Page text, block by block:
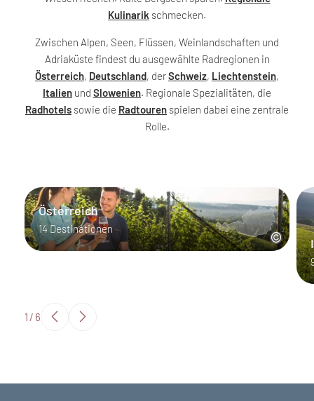
Kulinarik schmecken.
Zwischen Alpen, Seen, Flüssen, Weinlandschaften und
Adriaküste findest du ausgewählte Radregionen in
Österreich, Deutschland, derSchweiz, Liechtenstein,
Italien und Slowenien. Regionale Spezialitäten, die
Radhotels sowie die Radtouren spielen dabei eine zentrale
Rolle.
Österreich
14 Destinationen
1 / 6